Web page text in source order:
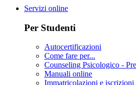
Servizi online
Per Studenti
Autocertificazioni
Come fare per...
Counseling Psicologico -
Manuali online
Immatricolazioni e iscrizioni